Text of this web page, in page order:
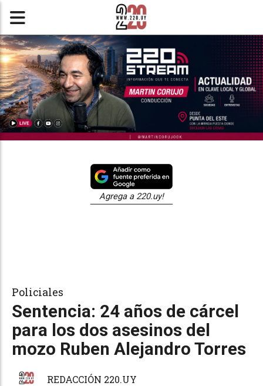
Agrega a 220.uy!
Sentencia: 24 años de cárcel
para los dos asesinos del
mozo Ruben Alejandro Torres
Policiales
REDACCIÓN 220.UY